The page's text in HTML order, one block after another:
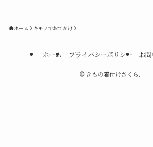
ホーム キモノでおでかけ
ホーム プライバシーポリシー お
© きもの着付けさくら.